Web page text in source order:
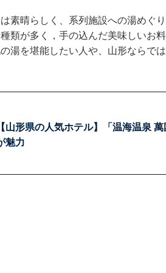
素晴らしく、系列施設への湯めぐ
類が多く，手の込んだ美味しいお
湯を堪能したい人や、山形ならで
【山形県の人気ホテル】「温海温泉
魅力